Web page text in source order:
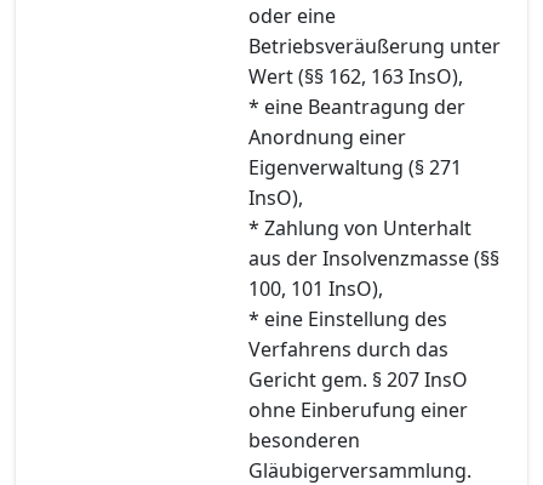
oder eine
Betriebsveräußerung unter
Wert (§§ 162, 163 InsO),
* eine Beantragung der
Anordnung einer
Eigenverwaltung (§ 271
InsO),
* Zahlung von Unterhalt
aus der Insolvenzmasse (§§
100, 101 InsO),
* eine Einstellung des
Verfahrens durch das
Gericht gem. § 207 InsO
ohne Einberufung einer
besonderen
Gläubigerversammlung.